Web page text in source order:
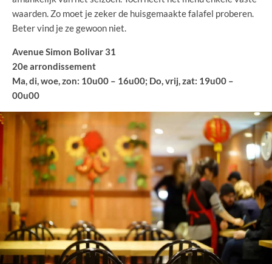
waarden. Zo moet je zeker de huisgemaakte falafel proberen.
Beter vind je ze gewoon niet.
Avenue Simon Bolivar 31
20e arrondissement
Ma, di, woe, zon: 10u00 – 16u00; Do, vrij, zat: 19u00 –
00u00